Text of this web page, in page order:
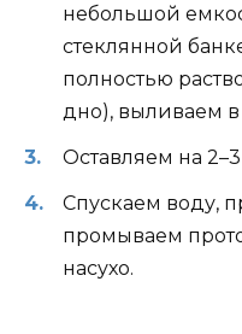
небольшой
стеклянной
полностью
дно), выливаем
Оставляем на 2–3
Спускаем воду,
промываем
насухо.